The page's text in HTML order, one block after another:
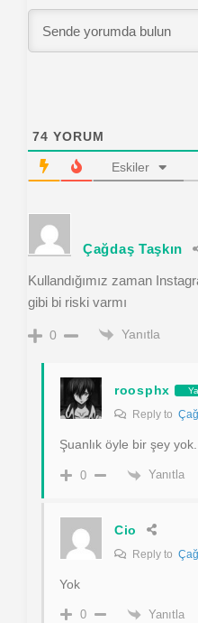
74 YORUM
Eskiler
Çağdaş Taşkın
Kullandığımız zaman
gibi bi riski varmı
0 Yanıtla
roosphx
Reply to
Şuanlık öyle bir şey yok.
0 Yanıtla
Cio
Reply to
Yok
0 Yanıtla